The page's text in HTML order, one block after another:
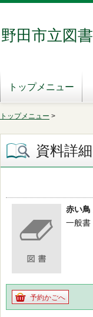
野田市立図
トップメニュー
トップメニュー >
資料詳細
赤い
一般書
予約かごへ